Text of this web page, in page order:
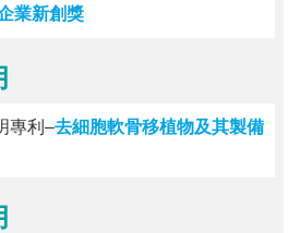
業新創獎
專利–去細胞軟骨移植物及其製備